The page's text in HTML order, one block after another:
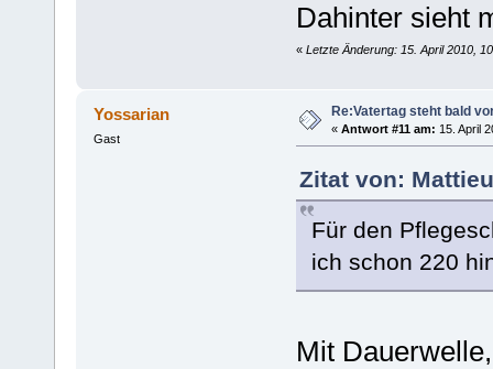
Dahinter sieht
« Letzte Änderung: 15. April 2010,
Yossarian
Gast
Re:Vatertag steht bald
« Antwort #11 am: 15. April
Zitat von:
Für den
ich schon 220
Mit